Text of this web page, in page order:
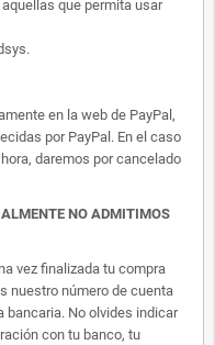
que permita usar
en la web de PayPal,
por PayPal. En el caso
daremos por cancelado
NO ADMITIMOS
vez finalizada tu compra
nuestro número de cuenta
bancaria. No olvides indicar
con tu banco, tu